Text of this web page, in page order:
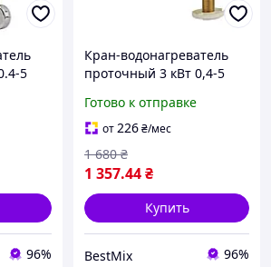
5
96%
Кран-водонагреватель
проточный 3 кВт 0,4-5
изогнутый длинный
белый LZ-5A211W
Готово к отправке
от226₴/мес
1 357.44₴
1 680 ₴
Купить
BestMix 96%